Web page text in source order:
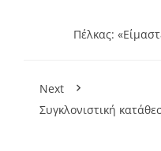
Πέλκας:
Next
Συγκλονιστική